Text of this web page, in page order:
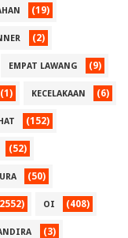
(19)
(2)
EMPAT LAWANG (9)
(1) KECELAKAAN (6)
(152)
(52)
(50)
OI (408)
(3)